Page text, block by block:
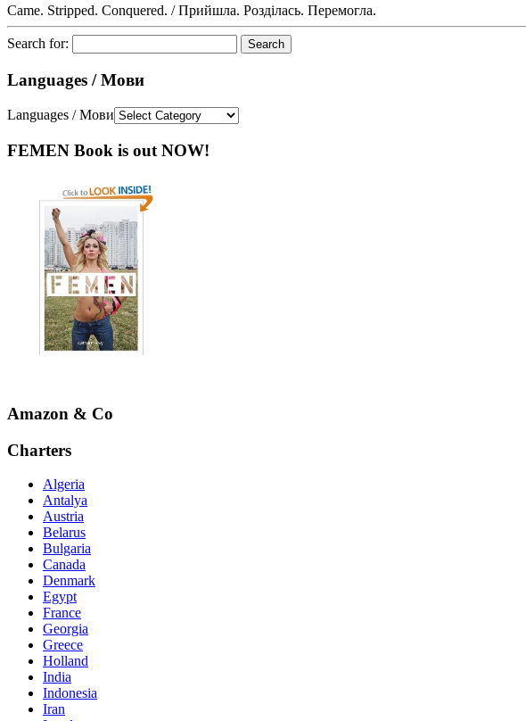
Came. Stripped. Conquered. / Прийшла. Розділась. Перемогла.
Search for:
Languages / Мови
Languages / Мови
FEMEN Book is out NOW!
Amazon & Co
Charters
Algeria
Antalya
Austria
Belarus
Bulgaria
Canada
Denmark
Egypt
France
Georgia
Greece
Holland
India
Indonesia
Iran